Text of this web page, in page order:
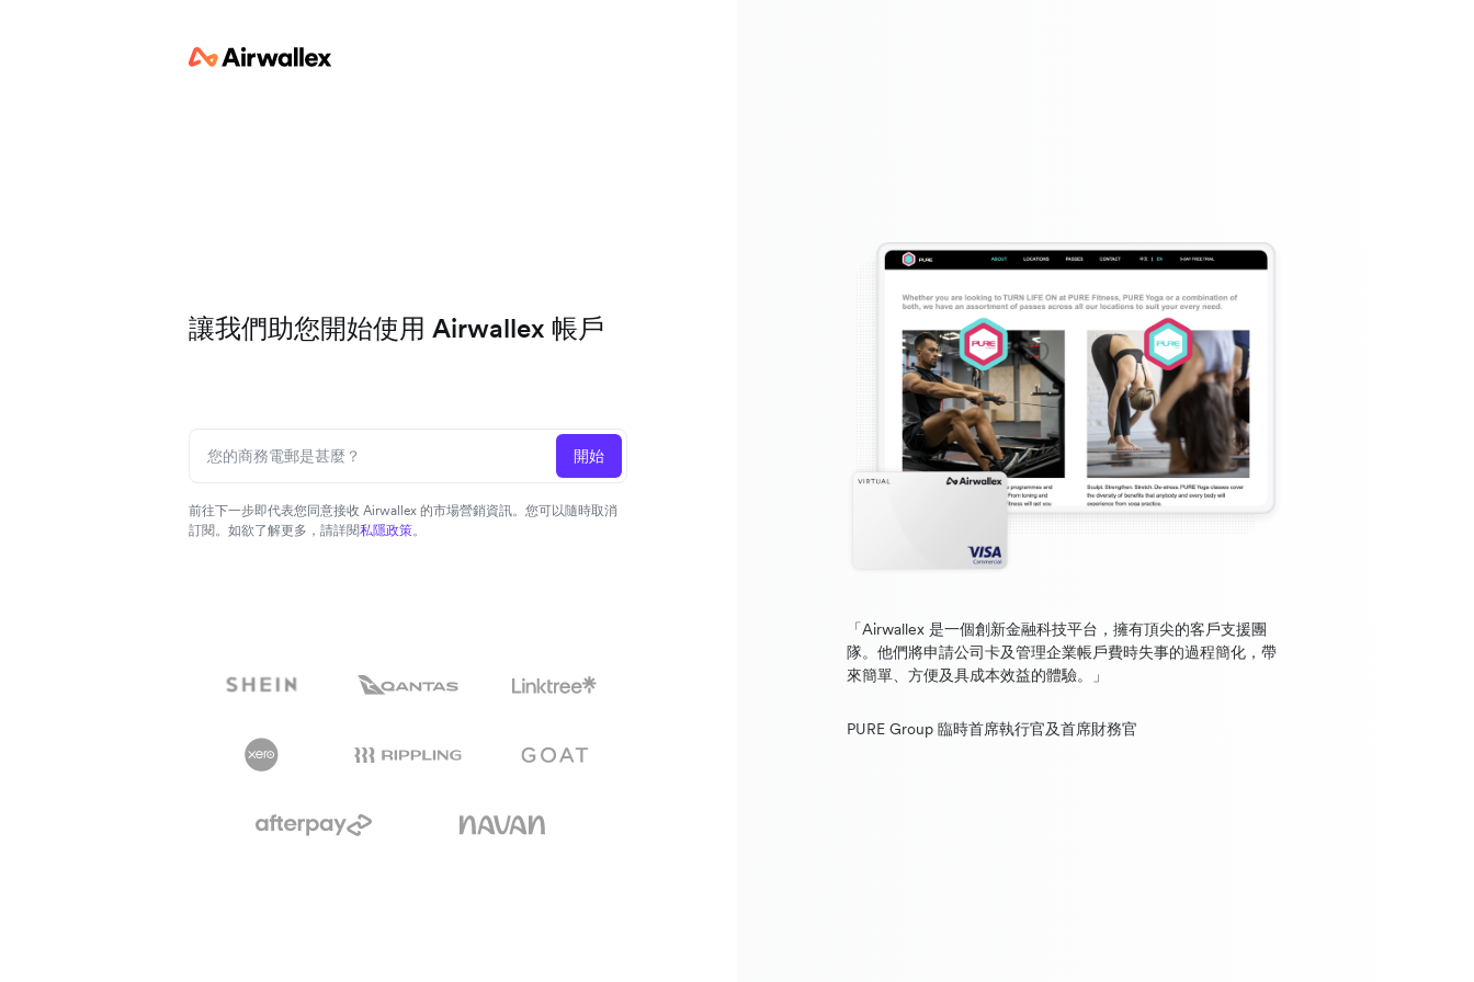
讓我們助您開始使用 Airwallex 帳戶
開始
前往下一步即代表您同意接收 Airwallex 的市場營銷資訊。您可以隨時取消
訂閱。如欲了解更多，請詳閱私隱政策。
「Airwallex 是一個創新金融科技平台，擁有頂尖的客戶支援團
隊。他們將申請公司卡及管理企業帳戶費時失事的過程簡化，帶
來簡單、方便及具成本效益的體驗。」
PURE Group 臨時首席執行官及首席財務官